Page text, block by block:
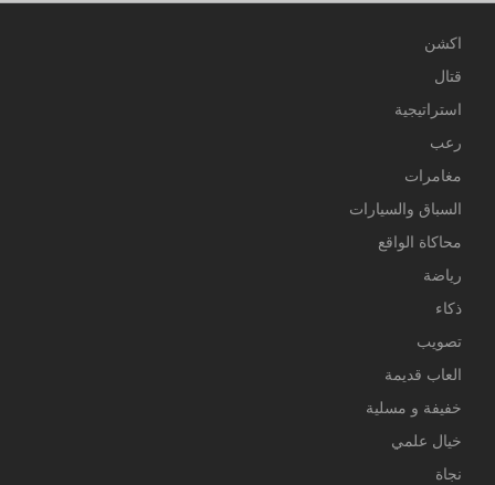
اكشن
قتال
استراتيجية
رعب
مغامرات
السباق والسيارات
محاكاة الواقع
رياضة
ذكاء
تصويب
العاب قديمة
خفيفة و مسلية
خيال علمي
نجاة